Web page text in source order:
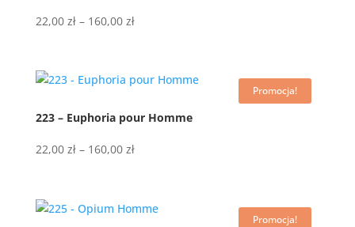
22,00 zł – 160,00 złZakres
22,00 zł
160,00 zł
Promocja!
223 – Euphoria pour Homme
22,00 zł – 160,00 złZakres
22,00 zł
Promocja!